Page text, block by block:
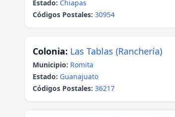
Estado: Chiapas
Códigos Postales: 30954
Colonia: Las Tablas (Ranchería)
Municipio: Romita
Estado: Guanajuato
Códigos Postales: 36217